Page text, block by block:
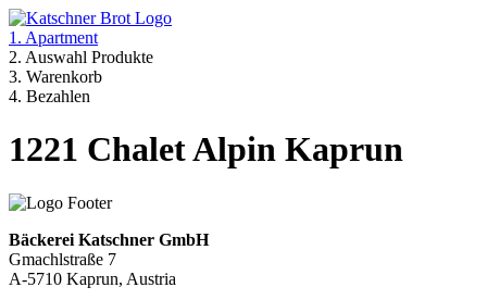
1. Apartment
2. Auswahl Produkte
3. Warenkorb
4. Bezahlen
1221 Chalet Alpin Kaprun
Bäckerei Katschner GmbH
Gmachlstraße 7
A-5710 Kaprun, Austria